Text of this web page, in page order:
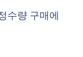
수량 구매에